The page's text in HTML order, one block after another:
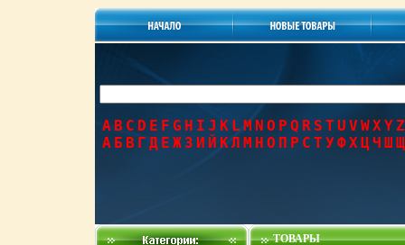
A B C D E F G H I J K L M N O P Q R S T U V WXYZ
А Б В Г Д Е Ж З И Й КЛ М Н О П Р С Т УФХЦЧ Ш Щ
ТОВАРЫ